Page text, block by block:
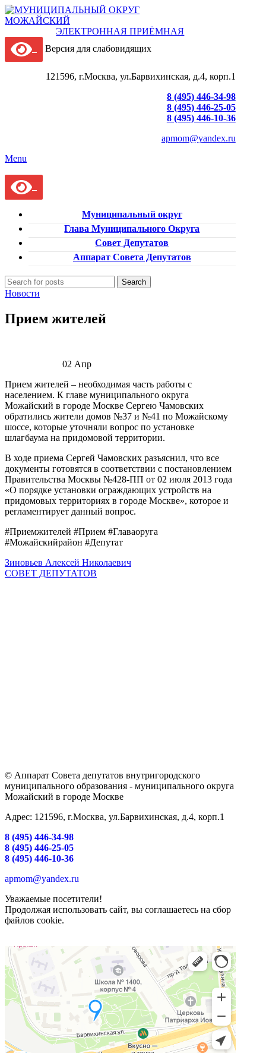
ЭЛЕКТРОННАЯ ПРИЁМНАЯ
Версия для слабовидящих
121596, г.Москва, ул.Барвихинская, д.4, корп.1
8 (495) 446-34-98
8 (495) 446-25-05
8 (495) 446-10-36
apmom@yandex.ru
Menu
Муниципальный округ
Глава Муниципального Округа
Совет Депутатов
Аппарат Совета Депутатов
Search
Новости
Прием жителей
02 Апр
Прием жителей – необходимая часть работы с
населением. К главе муниципального округа
Можайский в городе Москве Сергею Чамовских
обратились жители домов №37 и №41 по Можайскому
шоссе, которые уточняли вопрос по установке
шлагбаума на придомовой территории.
В ходе приема Сергей Чамовских разъяснил, что все
документы готовятся в соответствии с постановлением
Правительства Москвы №428-ПП от 02 июля 2013 года
«О порядке установки ограждающих устройств на
придомовых территориях в городе Москве», которое и
регламентирует данный вопрос.
#Приемжителей #Прием #Главаоруга
#Можайскийрайон #Депутат
Зиновьев Алексей Николаевич
СОВЕТ ДЕПУТАТОВ
© Аппарат Совета депутатов внутригородского
муниципального образования - муниципального округа
Можайский в городе Москве
Адрес: 121596, г.Москва, ул.Барвихинская, д.4, корп.1
8 (495) 446-34-98
8 (495) 446-25-05
8 (495) 446-10-36
apmom@yandex.ru
Уважаемые посетители!
Продолжая использовать сайт, вы соглашаетесь на сбор
файлов cookie.